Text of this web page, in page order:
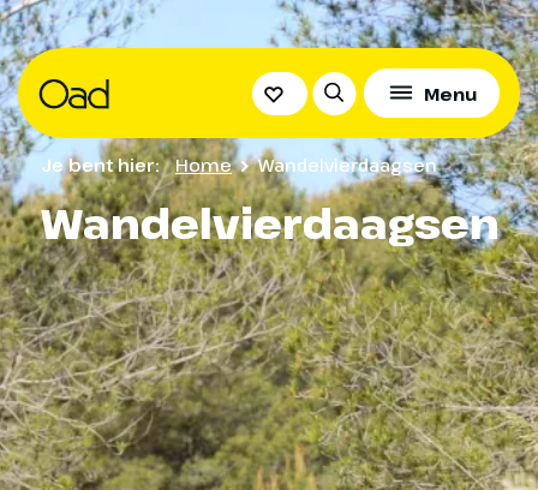
Menu
Wandelvierdaagsen
Je bent hier: Home Wandelvierdaagsen